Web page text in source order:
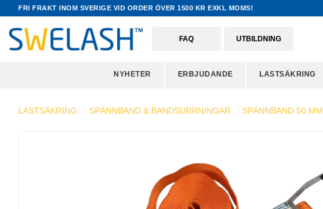
FRI FRAKT INOM SVERIGE VID ORDER ÖVER 1500 KR EXKL MOMS!
FAQ UTBILDNING
NYHETER ERBJUDANDE LASTSÄKRING
LASTSÄKRING SPÄNNBAND & BANDSURRNINGAR SPÄNNBAND 50 MM